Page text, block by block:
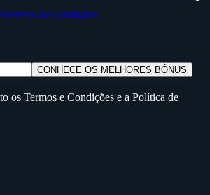
Termos & Condições
CONHECE OS MELHORES BÓNUS
os Termos e Condições e a Política de